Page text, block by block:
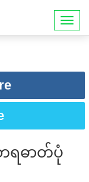
ရဓာတ်ပုံ